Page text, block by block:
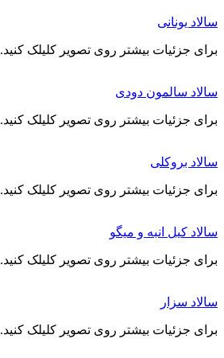
سالاد یونانی
برای جزئیات بیشتر روی تصویر کلیلک کنید.
سالاد سالمون دودی
برای جزئیات بیشتر روی تصویر کلیلک کنید.
سالاد بروکلی
برای جزئیات بیشتر روی تصویر کلیلک کنید.
سالاد کیل انبه و میگو
برای جزئیات بیشتر روی تصویر کلیلک کنید.
سالاد سزار
برای جزئیات بیشتر روی تصویر کلیلک کنید.